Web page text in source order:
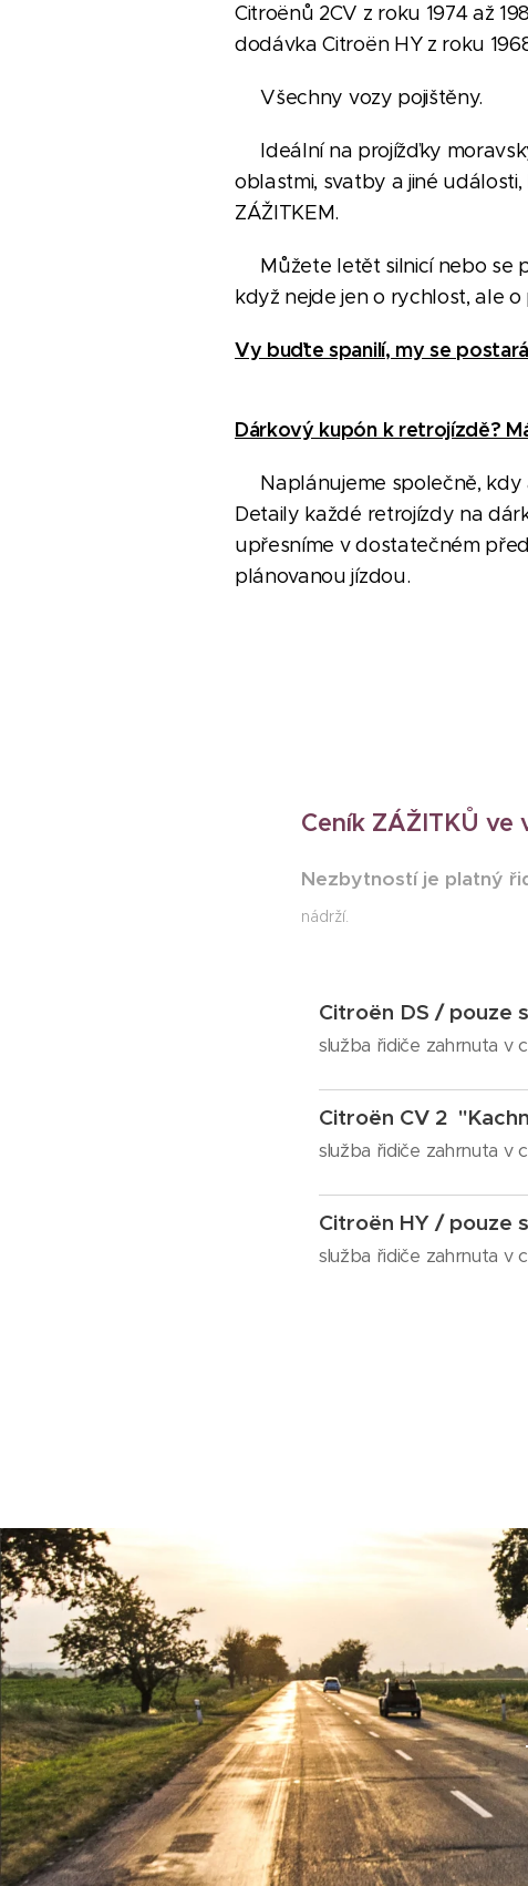
Citroënů 2CV z roku 1974 až
dodávka Citroën HY z roku
Všechny vozy pojištěny.
Ideální na projížďky
oblastmi, svatby a jiné
ZÁŽITKEM.
Můžete letět silnicí nebo se
když nejde jen o rychlost, ale o
Vy buďte spanilí, my se
Dárkový kupón k retrojízdě?
Naplánujeme společně, kdy
Detaily každé retrojízdy na
upřesníme v dostatečném
plánovanou jízdou.
Ceník ZÁŽITKŮ ve
Nezbytností je platný
nádrží.
Citroën DS / pouze
služba řidiče zahrnuta v
Citroën CV 2
služba řidiče zahrnuta v
Citroën HY / pouze
služba řidiče zahrnuta v